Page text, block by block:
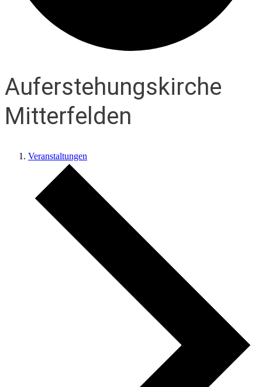
Auferstehungskirche
Mitterfelden
Veranstaltungen